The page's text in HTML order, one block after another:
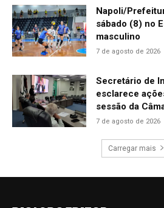
Napoli/
sábado (8) no
masculino
7 de agosto de 2026
Secretário de
esclarece
sessão da
7 de agosto de 2026
Carregar mais